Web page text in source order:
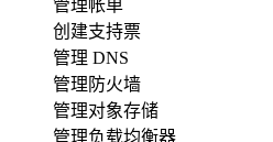
管理帐单
创建支持票
管理 DNS
管理防火墙
管理对象存储
管理负载均衡器